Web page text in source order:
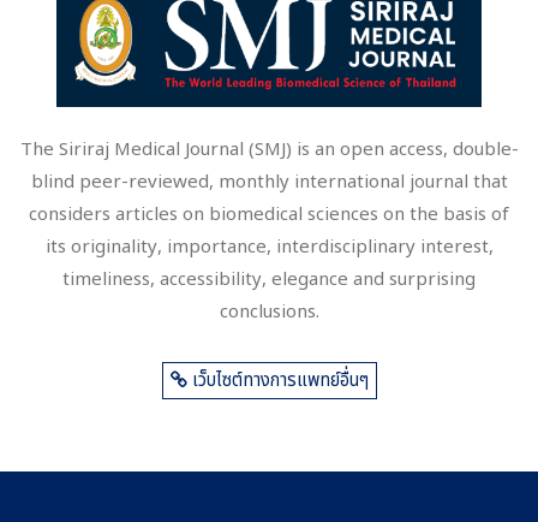
The Siriraj Medical Journal (SMJ) is an open access, double-
blind peer-reviewed, monthly international journal that
considers articles on biomedical sciences on the basis of
its originality, importance, interdisciplinary interest,
timeliness, accessibility, elegance and surprising
conclusions.
เว็บไซต์ทางการแพทย์อื่นๆ